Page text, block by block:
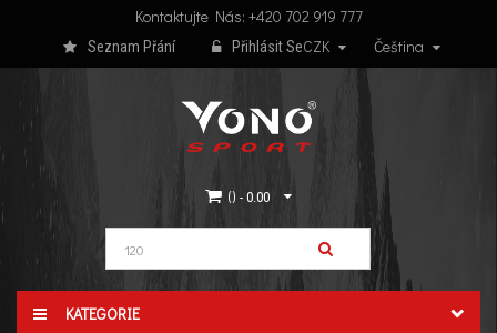
Kontaktujte Nás: +420 702 919 777
Seznam Přání Přihlásit SeCZK Čeština
() - 0.00
KATEGORIE